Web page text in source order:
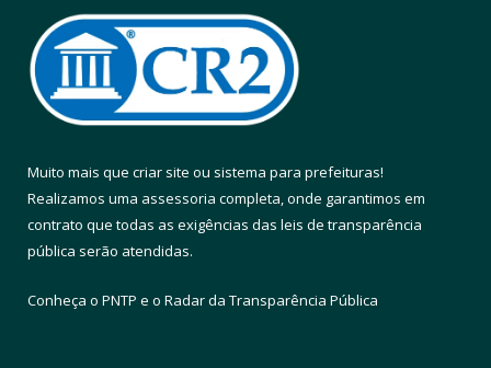
Muito mais que criar site ou sistema para prefeituras!
Realizamos uma assessoria completa, onde garantimos em
contrato que todas as exigências das leis de transparência
pública serão atendidas.
Conheça o PNTP e o Radar da Transparência Pública